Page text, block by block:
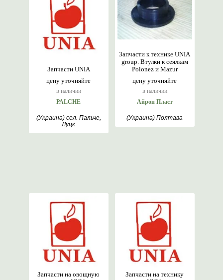
цену уточняйте
в наличии
Запчасти UNIA
PALCHE
(Украина) сел. Пальче,
Луцк
цену уточняйте
в наличии
Запчасти к технике UNIA
group. Втулки к сеялкам
Polonez и Mazur
Айрон Пласт
(Украина) Полтава
Запчасти на овощную
Запчасти на технику